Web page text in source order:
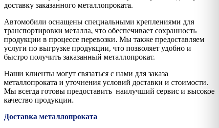
доставку заказанного металлопроката.
Автомобили оснащены специальными креплениями для
транспортировки металла, что обеспечивает сохранность
продукции в процессе перевозки. Мы также предоставляем
услуги по выгрузке продукции, что позволяет удобно и
быстро получить заказанный металлопрокат.
Наши клиенты могут связаться с нами для заказа
металлопроката и уточнения условий доставки и стоимости.
Мы всегда готовы предоставить наилучший сервис и высокое
качество продукции.
Доставка металлопроката